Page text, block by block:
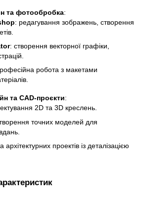
та фотообробка:
: редагування зображень, створення
: створення векторної графіки,
робота з макетами
та CAD-проєкти:
2D та 3D креслень.
точних моделей для
архітектурних проектів із деталізацією